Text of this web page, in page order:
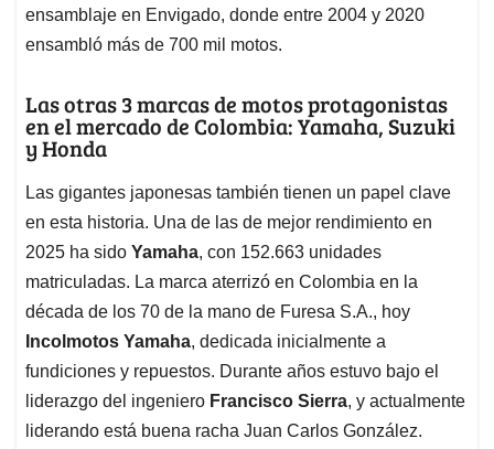
ensamblaje en Envigado, donde entre 2004 y 2020
ensambló más de 700 mil motos.
Las otras 3 marcas de motos protagonistas
en el mercado de Colombia: Yamaha, Suzuki
y Honda
Las gigantes japonesas también tienen un papel clave
en esta historia. Una de las de mejor rendimiento en
2025 ha sido Yamaha, con 152.663 unidades
matriculadas. La marca aterrizó en Colombia en la
década de los 70 de la mano de Furesa S.A., hoy
Incolmotos Yamaha, dedicada inicialmente a
fundiciones y repuestos. Durante años estuvo bajo el
liderazgo del ingeniero Francisco Sierra, y actualmente
liderando está buena racha Juan Carlos González.